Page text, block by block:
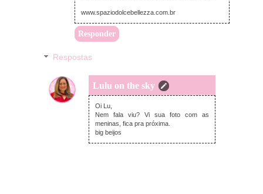
www.spaziodolcebellezza.com.br
Responder
Respostas
Lulu on the sky
terça-feira, abril 19, 2016
Oi Lu,
Nem fala viu? Vi sua foto com as
meninas, fica pra próxima.
big beijos